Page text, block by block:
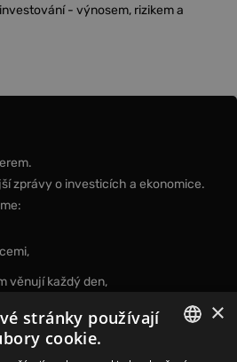
- výnosem, rizikem a
zprávy o investicích a ekonomice.
věnují každý den,
×
stránky používají
cookie.